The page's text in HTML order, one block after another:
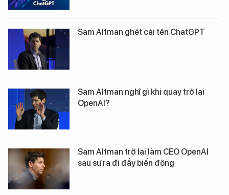
Sam Altman ghét cái tên ChatGPT
Sam Altman nghĩ gì khi quay trở lại
OpenAI?
Sam Altman trở lại làm CEO OpenAI
sau sự ra đi đầy biến động